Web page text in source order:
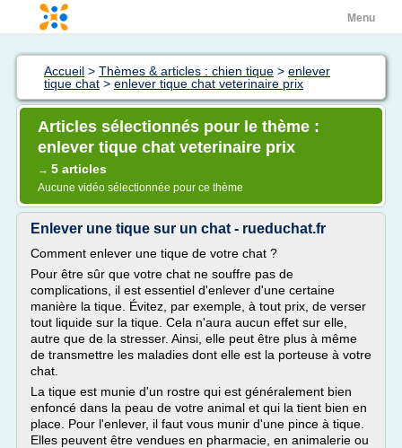
Menu
Accueil > Thèmes & articles : chien tique > enlever
tique chat > enlever tique chat veterinaire prix
Articles sélectionnés pour le thème :
enlever tique chat veterinaire prix
→ 5 articles
Aucune vidéo sélectionnée pour ce thème
Enlever une tique sur un chat - rueduchat.fr
Comment enlever une tique de votre chat ?
Pour être sûr que votre chat ne souffre pas de
complications, il est essentiel d'enlever d'une certaine
manière la tique. Évitez, par exemple, à tout prix, de verser
tout liquide sur la tique. Cela n'aura aucun effet sur elle,
autre que de la stresser. Ainsi, elle peut être plus à même
de transmettre les maladies dont elle est la porteuse à votre
chat.
La tique est munie d'un rostre qui est généralement bien
enfoncé dans la peau de votre animal et qui la tient bien en
place. Pour l'enlever, il faut vous munir d'une pince à tique.
Elles peuvent être vendues en pharmacie, en animalerie ou